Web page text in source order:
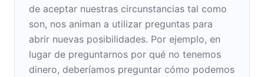
de aceptar nuestras circunstancias tal como
son, nos animan a utilizar preguntas para
abrir nuevas posibilidades. Por ejemplo, en
lugar de preguntarnos por qué no tenemos
dinero, deberíamos preguntar cómo podemos